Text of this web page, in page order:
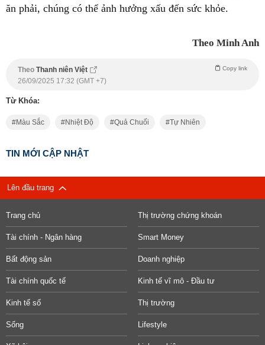
ăn phải, chúng có thể ảnh hưởng xấu đến sức khỏe.
Theo Minh Anh
Theo Thanh niên Việt Copy link
26/09/2025 17:32 (GMT +7)
Từ Khóa:
Màu Sắc Nhiệt Độ Quả Chuối Tự Nhiên
TIN MỚI CẬP NHẬT
Lên đầu trang
Trang chủ Thị trường chứng khoán
Tài chính - Ngân hàng Smart Money
Bất động sản Doanh nghiệp
Tài chính quốc tế Kinh tế vĩ mô - Đầu tư
Kinh tế số Thị trường
Sống Lifestyle